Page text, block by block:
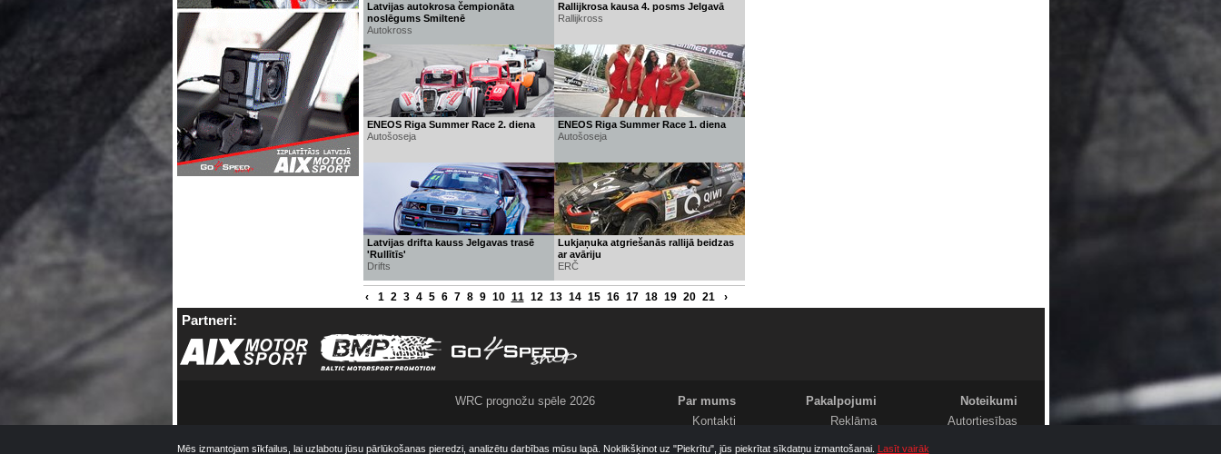
Latvijas autokrosa čempionāta
noslēgums Smiltenē
Autokross
Rallijkrosa kausa 4. posms Jelgavā
Rallijkross
ENEOS Riga Summer Race 2. diena
Autošoseja
ENEOS Riga Summer Race 1. diena
Autošoseja
Latvijas drifta kauss Jelgavas trasē
'Rullītīs'
Drifts
Lukjaņuka atgriešanās rallijā beidzas
ar avāriju
ERČ
‹ 1 2 3 4 5 6 7 8 9 10 11 12 13 14 15 16 17 18 19 20 21 ›
Partneri:
WRC prognožu spēle 2026
Par mums
Kontakti
Pakalpojumi
Reklāma
Noteikumi
Autortiesības
Mēs izmantojam sīkfailus, lai uzlabotu jūsu pārlūkošanas pieredzi, analizētu darbības mūsu lapā. Noklikšķinot uz "Piekrītu", jūs piekrītat sīkdatņu izmantošanai. Lasīt vairāk